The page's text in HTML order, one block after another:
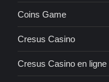
Coins Game
Cresus Casino
Cresus Casino en ligne